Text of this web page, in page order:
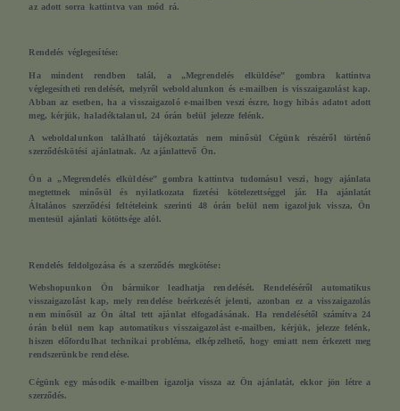
az adott sorra kattintva van mód rá.
Rendelés véglegesítése:
Ha mindent rendben talál, a „Megrendelés elküldése” gombra kattintva
véglegesítheti rendelését, melyről weboldalunkon és e-mailben is visszaigazolást kap.
Abban az esetben, ha a visszaigazoló e-mailben veszi észre, hogy hibás adatot adott
meg, kérjük, haladéktalanul, 24 órán belül jelezze felénk.
A weboldalunkon található tájékoztatás nem minősül Cégünk részéről történő
szerződéskötési ajánlatnak. Az ajánlattevő Ön.
Ön a „Megrendelés elküldése” gombra kattintva tudomásul veszi, hogy ajánlata
megtettnek minősül és nyilatkozata fizetési kötelezettséggel jár. Ha ajánlatát
Általános szerződési feltételeink szerinti 48 órán belül nem igazoljuk vissza, Ön
mentesül ajánlati kötöttsége alól.
Rendelés feldolgozása és a szerződés megkötése:
Webshopunkon Ön bármikor leadhatja rendelését. Rendeléséről automatikus
visszaigazolást kap, mely rendelése beérkezését jelenti, azonban ez a visszaigazolás
nem minősül az Ön által tett ajánlat elfogadásának. Ha rendelésétől számítva 24
órán belül nem kap automatikus visszaigazolást e-mailben, kérjük, jelezze felénk,
hiszen előfordulhat technikai probléma, elképzelhető, hogy emiatt nem érkezett meg
rendszerünkbe rendelése.
Cégünk egy második e-mailben igazolja vissza az Ön ajánlatát, ekkor jön létre a
szerződés.